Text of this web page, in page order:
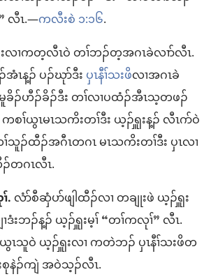
လီၤ.—ကလီးစဲ ၁:၁၆.
လၢကတ့လီၤဝဲ တၢ်ဘၣ်တ့အဂၤခဲလၢာ်လီၤ.
န့ၣ်​ ပၣ်ဃုာ်ဒီးပှၤနီၢ်သးဖိလၢအဂၤခဲ
ခိၣ်ဟီၣ်ခိၣ်ဒီး တၢ်လၢပထံၣ်အီၤသ့တဖၣ်
စၢ်ယွၤမၤသကိးတၢ်ဒီး ယ့ၣ်ၡူးန့ၣ်​ လီၤဂာ်ဝဲ
သူၣ်ထီၣ်အဂီၤတဂၤ မၤသကိးတၢ်ဒီး ပှၤလၢ
ဂၤလီၤ.
.လံာ်စီဆှံပာ်ဖျါထီၣ်လၢ တချုးဖဲ ယ့ၣ်ၡူး
းဘၣ်န့ၣ်​ ယ့ၣ်ၡူးမ့ၢ် “တၢ်ကလုၢ်” လီၤ.
ၤသူဝဲ ယ့ၣ်ၡူးလၢ ကတဲဘၣ်​ ပှၤနီၢ်သးဖိတ
နဲၣ်ကျဲ အဝဲသ့ၣ်လီၤ.